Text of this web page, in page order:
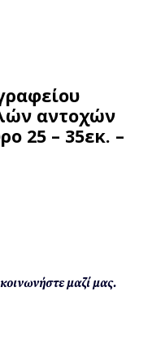
αντοχών
25 – 35εκ. –
μαζί μας.